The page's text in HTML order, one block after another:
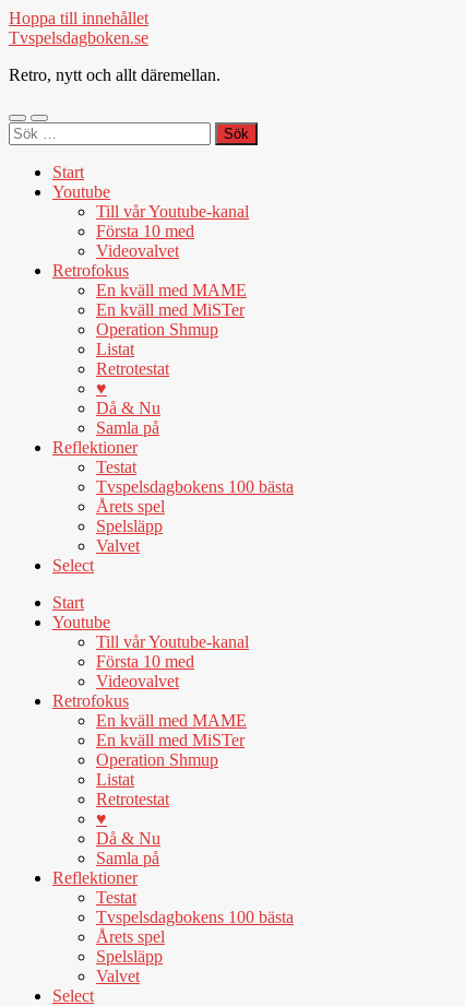
Hoppa till innehållet
Tvspelsdagboken.se
Retro, nytt och allt däremellan.
Slå
på/av
Slå
på/av
Sök
efter:
Start
Youtube
Till vår Youtube-kanal
Första 10 med
Videovalvet
Retrofokus
En kväll med MAME
En kväll med MiSTer
Operation Shmup
Listat
Retrotestat
♥
Då & Nu
Samla på
Reflektioner
Testat
Tvspelsdagbokens 100 bästa
Årets spel
Spelsläpp
Valvet
Select
Start
Youtube
Till vår Youtube-kanal
Första 10 med
Videovalvet
Retrofokus
En kväll med MAME
En kväll med MiSTer
Operation Shmup
Listat
Retrotestat
♥
Då & Nu
Samla på
Reflektioner
Testat
Tvspelsdagbokens 100 bästa
Årets spel
Spelsläpp
Valvet
Select